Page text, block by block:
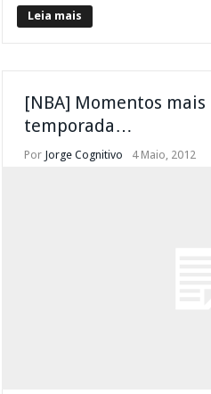
Leia mais
[NBA] Momentos mais
temporada…
Por Jorge Cognitivo 4 Maio, 2012